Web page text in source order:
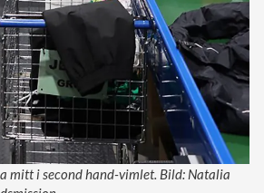
mitt i second hand-vimlet. Bild: Natalia